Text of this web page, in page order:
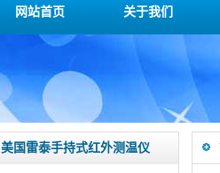
网站首页 关于我们
美国雷泰手持式红外测温仪